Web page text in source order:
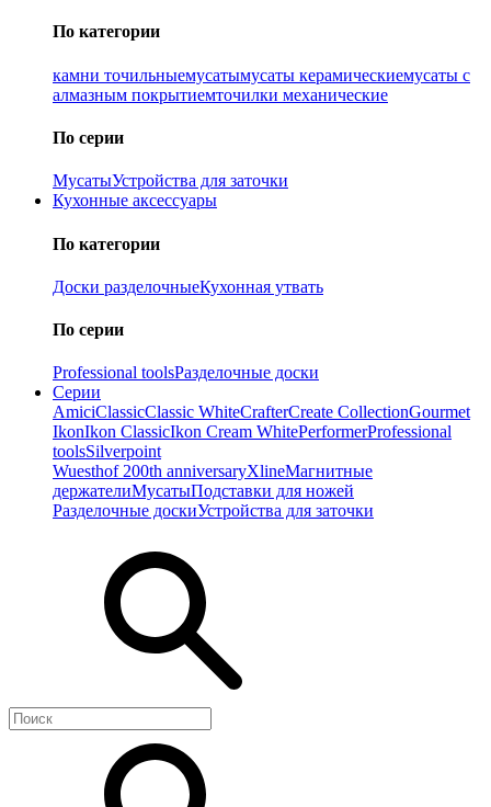
По категории
камни точильныемусатымусаты керамическиемусаты с
алмазным покрытиемточилки механические
По серии
МусатыУстройства для заточки
Кухонные аксессуары
По категории
Доски разделочныеКухонная утвать
По серии
Professional toolsРазделочные доски
Серии
AmiciClassicClassic WhiteCrafterCreate CollectionGourmet
IkonIkon ClassiсIkon Cream WhitePerformerProfessional
toolsSilverpoint
Wuesthof 200th anniversaryXlineМагнитные
держателиМусатыПодставки для ножей
Разделочные доскиУстройства для заточки